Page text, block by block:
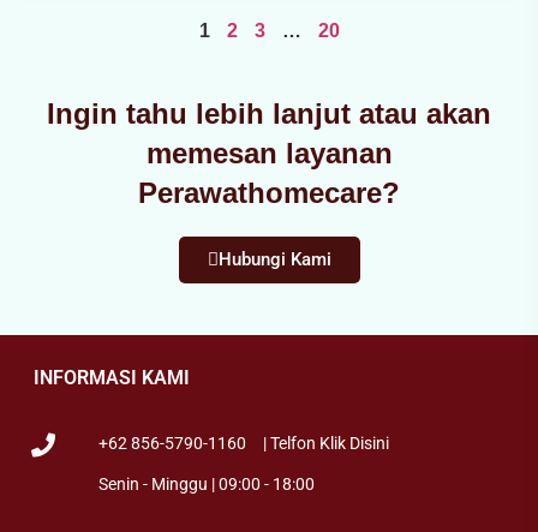
1 2 3 … 20
Ingin tahu lebih lanjut atau akan
memesan layanan
Perawathomecare?
Hubungi Kami
INFORMASI KAMI
| Telfon Klik Disini
+62 856-5790-1160
Senin - Minggu | 09:00 - 18:00